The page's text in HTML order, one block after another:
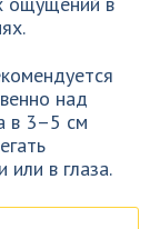
над
в 3–5 см
или в глаза.